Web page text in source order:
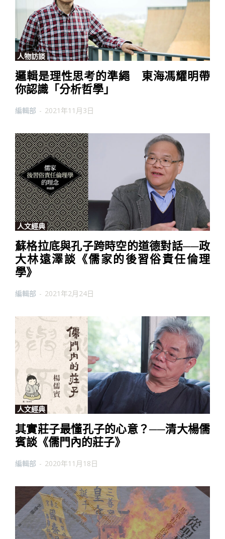
人物訪談
邏輯是理性思考的準繩 東海馮耀明帶
你認識「分析哲學」
編輯部 - 2021年11月3日
人文經典
蘇格拉底與孔子跨時空的道德對話──政
大林遠澤談《儒家的後習俗責任倫理
學》
編輯部 - 2021年2月24日
人文經典
其實莊子最懂孔子的心意？──清大楊儒
賓談《儒門內的莊子》
編輯部 - 2020年11月18日